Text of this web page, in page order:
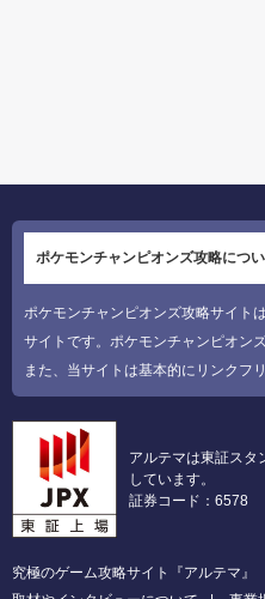
ポケモンチャンピオンズ攻略につ
ポケモンチャンピオンズ攻略サイト
サイトです。ポケモンチャンピオン
また、当サイトは基本的にリンクフリ
アルテマは東証スタ
しています。
証券コード：6578
究極のゲーム攻略サイト『アルテマ』